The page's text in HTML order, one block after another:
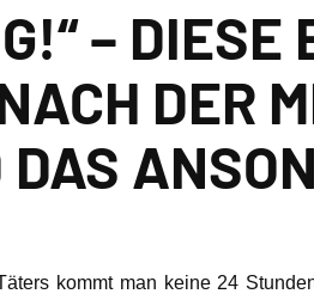
– DIESE
DER
kommt man keine 24